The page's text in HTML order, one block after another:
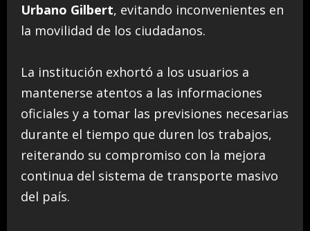
Urbano Gilbert, evitando inconvenientes en
la movilidad de los ciudadanos.
La institución exhortó a los usuarios a
mantenerse atentos a las informaciones
oficiales y a tomar las previsiones necesarias
durante el tiempo que duren los trabajos,
reiterando su compromiso con la mejora
continua del sistema de transporte masivo
del país.